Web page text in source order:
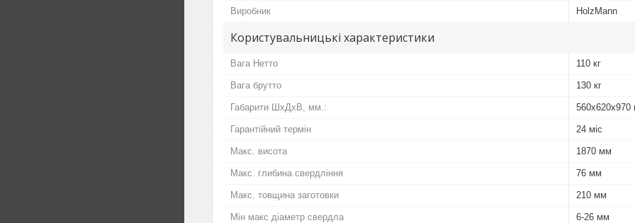
Виробник HolzMann
Користувальницькі характеристики
Вага Нетто 110 кг
Вага брутто 130 кг
Габарити ШхДхВ, мм.:
Гарантійний термін 24 міс
Макс. висота 1870 мм
Макс. глибина свердління 76 мм
Макс. товщина заготовки 210 мм
Мін макс діаметр свердла 6-26 мм